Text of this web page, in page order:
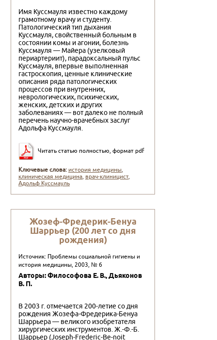
Имя Куссмауля известно каждому
грамотному врачу и студенту.
Патологический тип дыхания
Куссмауля, свойственный больным в
состоянии комы и агонии, болезнь
Куссмауля — Майера (узелковый
периартериит), парадоксальный пульс
Куссмауля, впервые выполненная
гастроскопия, ценные клинические
описания ряда патологических
процессов при внутренних,
неврологических, психических,
женских, детских и других
заболеваниях — вот далеко не полный
перечень научно-врачебных заслуг
Адольфа Куссмауля.
Читать статью полностью, формат pdf
Ключевые слова: история медицины,
клиническая медицина, врач-клиницист,
Адольф Куссмауль
Жозеф-Фредерик-Бенуа
Шаррьер (200 лет со дня
рождения)
Источник: Проблемы социальной гигиены и
история медицины, 2003, № 6
Авторы: Философова Е. В., Дьяконов
В. П.
В 2003 г. отмечается 200-летие со дня
рождения Жозефа-Фредерика-Бенуа
Шаррьера — великого изобретателя
хирургических инструментов. Ж.-Ф.-Б.
Шаррьер (Joseph-Frederic-Be-noit